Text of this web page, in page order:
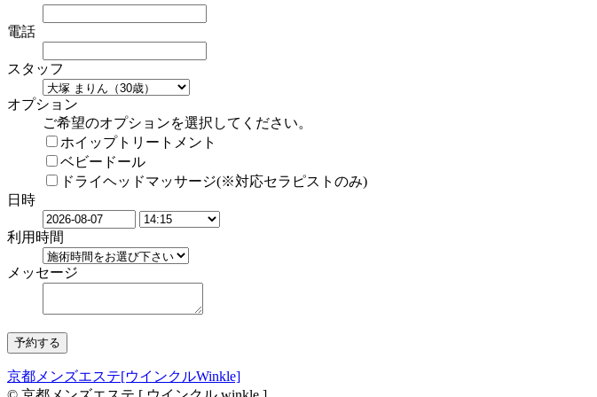
電話
スタッフ
オプション
ご希望のオプションを選択してください。
ホイップトリートメント
ベビードール
ドライヘッドマッサージ(※対応セラピストのみ)
日時
利用時間
メッセージ
京都メンズエステ[ウインクルWinkle]